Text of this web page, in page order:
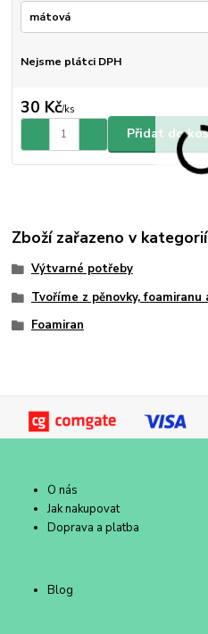
Nejsme plátci DPH
30 Kč/ks
Přidat do
Zboží zařazeno v
Výtvarné potřeby
Tvoříme z pěnovky,
Foamiran
O nás
Jak nakupovat
Doprava a platba
Blog